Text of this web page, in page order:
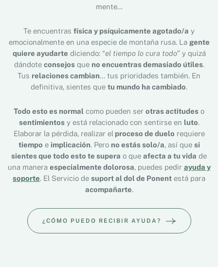
mente…
Te encuentras física y psíquicamente agotado/a y
emocionalmente en una especie de montaña rusa. La gente
quiere ayudarte diciendo: “el tiempo lo cura todo” y quizá
dándote consejosque no encuentras demasiado útiles.
Tus relaciones cambian… tus prioridades también. En
definitiva, sientes que tu mundo ha cambiado.
Todo esto es normal como pueden ser otras actitudes o
sentimientosy está relacionado con sentirse en luto.
Elaborar la pérdida, realizar el proceso de duelo requiere
tiempo e implicación. Pero no estás solo/a, así que si
sientes que todo esto te supera o que afecta a tu vida de
una manera especialmente dolorosa, puedes pedir ayuda y
soporte. El Servicio de suport al dol de Ponent está para
acompañarte.
¿CÓMO PUEDO RECIBIR AYUDA?